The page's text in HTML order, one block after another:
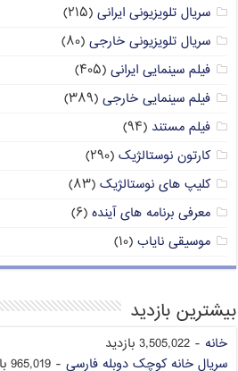
سریال تلویزیونی ایرانی (۲۱۵)
سریال تلویزیونی خارجی (۸۰)
فیلم سینمایی ایرانی (۴۰۵)
فیلم سینمایی خارجی (۳۸۹)
فیلم مستند (۹۴)
کارتون نوستالژیک (۲۹۰)
کلیپ های نوستالژیک (۸۳)
معرفی برنامه های آینده (۶)
موسیقی نایاب (۱۰)
بیشترین بازدید
خانه - 3,505,022 بازدید
سریال خانه کوچک دوبله فارسی - 965,019 بازدید